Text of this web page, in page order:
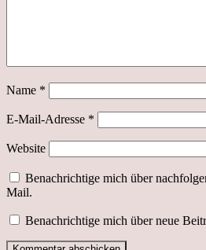
Name *
E-Mail-Adresse *
Website
Benachrichtige mich über
Mail.
Benachrichtige mich über neue